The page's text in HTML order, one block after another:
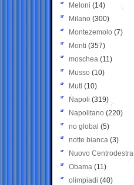
Meloni (14)
Milano (300)
Montezemolo (7)
Monti (357)
moschea (11)
Musso (10)
Muti (10)
Napoli (319)
Napolitano (220)
no global (5)
notte bianca (3)
Nuovo Centrodestra
Obama (11)
olimpiadi (40)